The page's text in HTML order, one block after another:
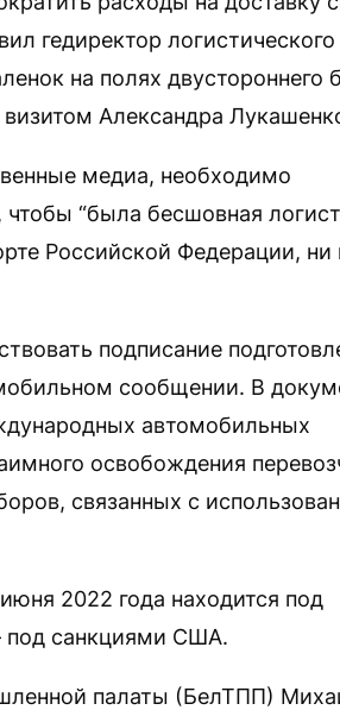
гедиректор логистического
на полях двустороннего
Александра
медиа, необходимо
“была бесшовная
Российской Федерации, ни
подписание
сообщении. В
автомобильных
освобождения
связанных с
2022 года находится под
под санкциями США.
палаты (БелТПП)